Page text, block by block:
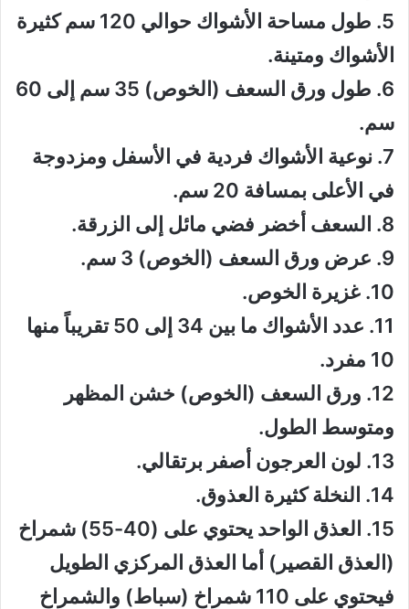
5. طول مساحة الأشواك حوالي 120 سم كثيرة
الأشواك ومتينة.
6. طول ورق السعف (الخوص) 35 سم إلى 60
سم.
7. نوعية الأشواك فردية في الأسفل ومزدوجة
في الأعلى بمسافة 20 سم.
8. السعف أخضر فضي مائل إلى الزرقة.
9. عرض ورق السعف (الخوص) 3 سم.
10. غزيرة الخوص.
11. عدد الأشواك ما بين 34 إلى 50 تقريباً منها
10 مفرد.
12. ورق السعف (الخوص) خشن المظهر
ومتوسط الطول.
13. لون العرجون أصفر برتقالي.
14. النخلة كثيرة العذوق.
15. العذق الواحد يحتوي على (40-55) شمراخ
(العذق القصير) أما العذق المركزي الطويل
فيحتوي على 110 شمراخ (سباط) والشمراخ